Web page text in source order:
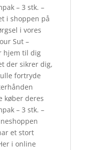
– 3 stk. –
i shoppen på
i vores
Sut –
hjem til dig
der sikrer dig,
fortryde
køber deres
– 3 stk. –
et stort
i online